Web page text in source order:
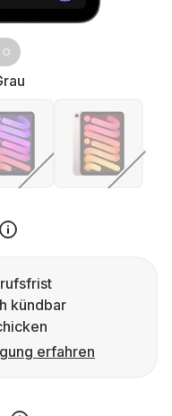
kündbar
erfahren